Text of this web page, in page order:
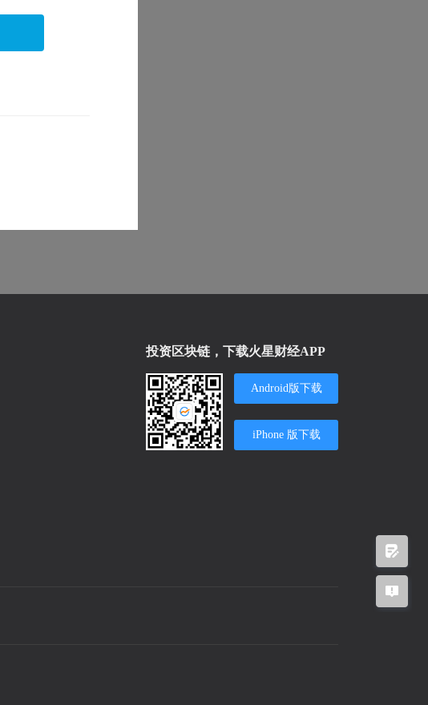
投资区块链，下载火星财经APP
Android版下载
iPhone 版下载